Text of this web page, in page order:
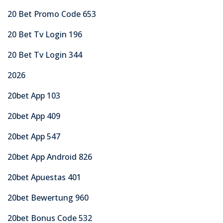
20 Bet Promo Code 653
20 Bet Tv Login 196
20 Bet Tv Login 344
2026
20bet App 103
20bet App 409
20bet App 547
20bet App Android 826
20bet Apuestas 401
20bet Bewertung 960
20bet Bonus Code 532